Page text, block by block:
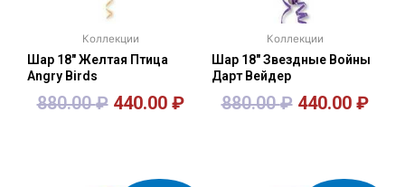
Коллекции
Шар 18″ Желтая Птица
Angry Birds
880.00₽ 440.00 ₽
Коллекции
Шар 18″ Звездные Войны
Дарт Вейдер
880.00₽ 440.00 ₽